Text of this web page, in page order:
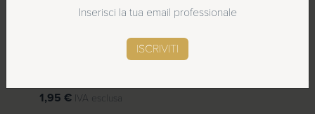
SCOPRI LE NOVITÀ
Inserisci la tua email professionale
ISCRIVITI
fragranze linee
1,95 € IVA esclusa